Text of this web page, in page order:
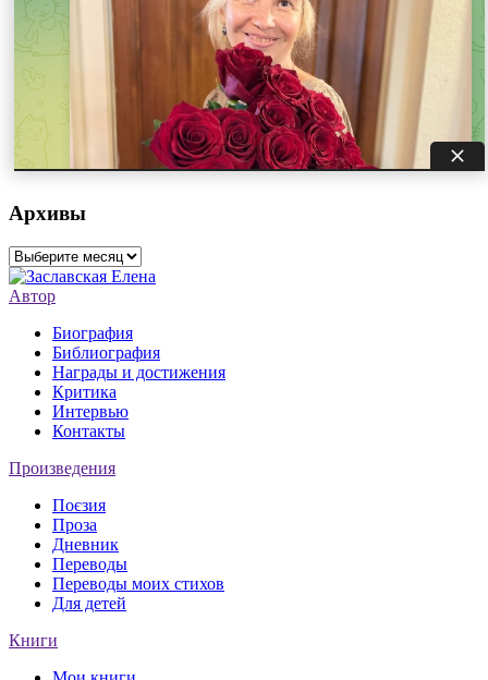
Архивы
Архивы
Автор
Биография
Библиография
Награды и достижения
Критика
Интервью
Контакты
Произведения
Поєзия
Проза
Дневник
Переводы
Переводы моих стихов
Для детей
Книги